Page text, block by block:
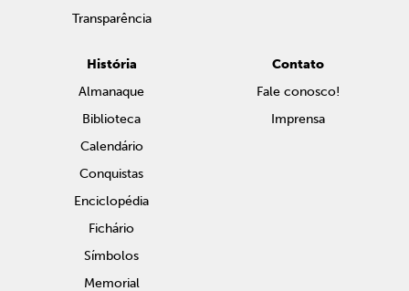
Transparência
História
Almanaque
Biblioteca
Calendário
Conquistas
Enciclopédia
Fichário
Símbolos
Memorial
Contato
Fale conosco!
Imprensa